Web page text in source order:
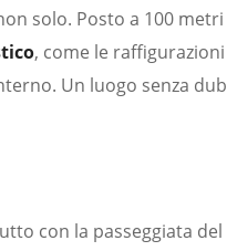
solo. Posto a 100
, come le
Un luogo senza
con la passeggiata